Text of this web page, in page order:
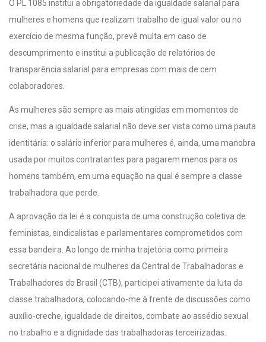
O PL 1085 institui a obrigatoriedade da igualdade salarial para
mulheres e homens que realizam trabalho de igual valor ou no
exercício de mesma função, prevê multa em caso de
descumprimento e institui a publicação de relatórios de
transparência salarial para empresas com mais de cem
colaboradores.
As mulheres são sempre as mais atingidas em momentos de
crise, mas a igualdade salarial não deve ser vista como uma pauta
identitária: o salário inferior para mulheres é, ainda, uma manobra
usada por muitos contratantes para pagarem menos para os
homens também, em uma equação na qual é sempre a classe
trabalhadora que perde.
A aprovação da lei é a conquista de uma construção coletiva de
feministas, sindicalistas e parlamentares comprometidos com
essa bandeira. Ao longo de minha trajetória como primeira
secretária nacional de mulheres da Central de Trabalhadoras e
Trabalhadores do Brasil (CTB), participei ativamente da luta da
classe trabalhadora, colocando-me à frente de discussões como
auxílio-creche, igualdade de direitos, combate ao assédio sexual
no trabalho e a dignidade das trabalhadoras terceirizadas.